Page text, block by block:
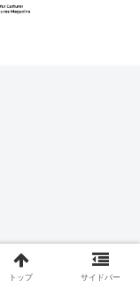
トップ サイドバー